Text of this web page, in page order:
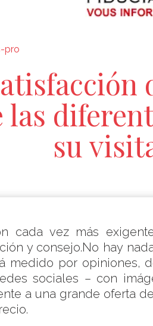
pro
su
cada vez más
y consejo.No hay
medido por opiniones,
sociales – con
a una grande oferta